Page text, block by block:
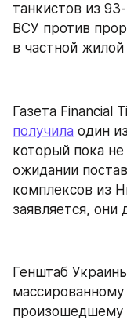
танкистов из
ВСУ против
в частной жилой
получила один
который пока
ожидании
комплексов из
заявляется,
Генштаб
произошедшему